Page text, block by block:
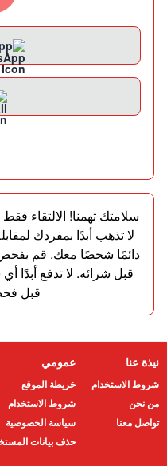
سلامتك تهمنا! الالتقاء
لا تذهب أبدًا بمفردك
دائمًا شخصًا معك. قم
قبل شرائه. لا تدفع أبدًا
قبل
نيذة عنا
شروط الاستخدام
من نحن
تواصل معنا
عمومي
خريطة الموقع
شروط الاستخدام
سياسة الخصوصية
حذف بيانات